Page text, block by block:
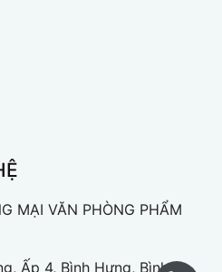
MẠI VĂN PHÒNG PHẨM
Ấp 4, Bình Hưng, Bình